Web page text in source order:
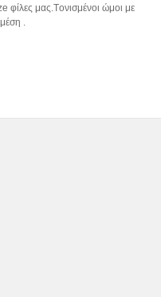
φίλες μας.Tονισμένοι ώμοι με
.